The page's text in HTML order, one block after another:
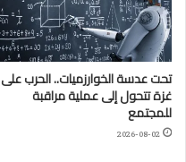
تحت عدسة الخوارزميات.. الحرب على
غزة تتحول إلى عملية مراقبة
للمجتمع
2026-08-02